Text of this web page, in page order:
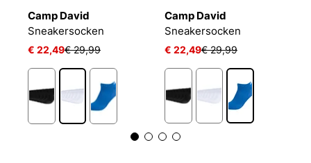
Camp David
Sneakersocken
€ 22,49€ 29,99
Camp David
Sneakersocken
€ 22,49€ 29,99